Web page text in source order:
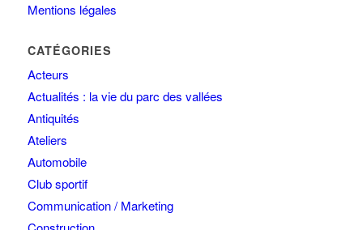
Mentions légales
CATÉGORIES
Acteurs
Actualités : la vie du parc des vallées
Antiquités
Ateliers
Automobile
Club sportif
Communication / Marketing